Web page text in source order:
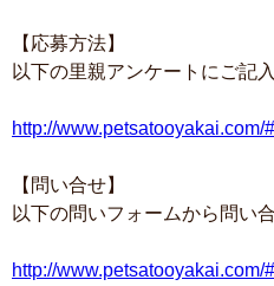
【応募方法】
以下の里親アンケートにご記
http://www.petsatooyakai.com/
【問い合せ】
以下の問いフォームから問い
http://www.petsatooyakai.com/